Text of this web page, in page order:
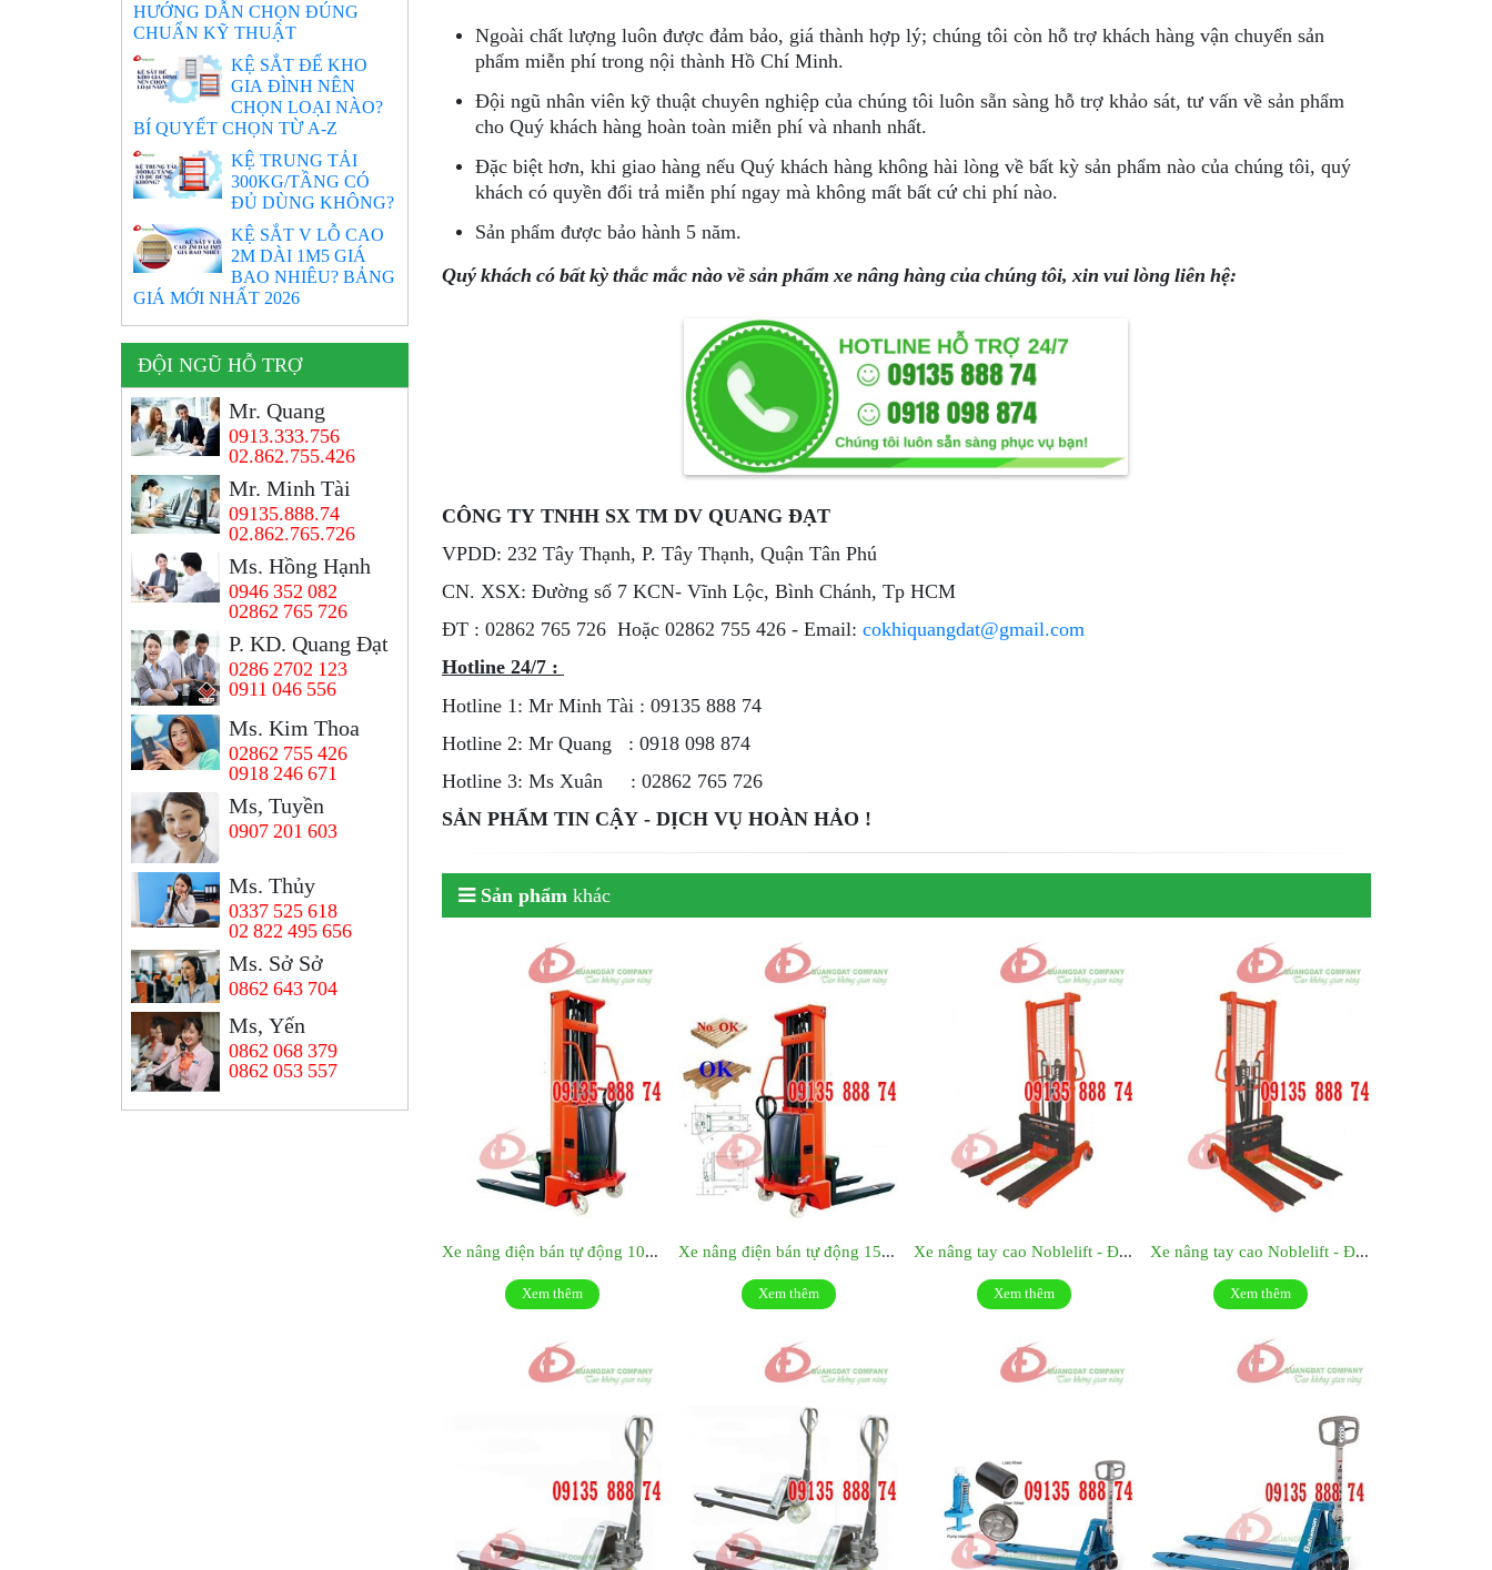
Ngoài chất lượng luôn được đảm bảo, giá thành hợp lý; chúng tôi còn hỗ trợ khách hàng vận chuyển sản
phẩm miễn phí trong nội thành Hồ Chí Minh.
Đội ngũ nhân viên kỹ thuật chuyên nghiệp của chúng tôi luôn sẵn sàng hỗ trợ khảo sát, tư vấn về sản phẩm
cho Quý khách hàng hoàn toàn miễn phí và nhanh nhất.
Đặc biệt hơn, khi giao hàng nếu Quý khách hàng không hài lòng về bất kỳ sản phẩm nào của chúng tôi, quý
khách có quyền đổi trả miễn phí ngay mà không mất bất cứ chi phí nào.
Sản phẩm được bảo hành 5 năm.
Quý khách có bất kỳ thắc mắc nào về sản phẩm xe nâng hàng của chúng tôi, xin vui lòng liên hệ:
CÔNG TY TNHH SX TM DV QUANG ĐẠT
VPDD: 232 Tây Thạnh, P. Tây Thạnh, Quận Tân Phú
CN. XSX: Đường số 7 KCN- Vĩnh Lộc, Bình Chánh, Tp HCM
ÐT : 02862 765 726 Hoặc 02862 755 426 - Email:cokhiquangdat@gmail.com
Hotline 24/7 :
Hotline 1: Mr Minh Tài : 09135 888 74
Hotline 2: Mr Quang : 0918 098 874
Hotline 3: Ms Xuân : 02862 765 726
SẢN PHẨM TIN CẬY - DỊCH VỤ HOÀN HẢO !
Sản phẩm khác
Xe nâng điện bán tự động 1000kg SES10/16
Xem thêm
Xe nâng điện bán tự động 1500kg SES15/16
Xem thêm
Xe nâng tay cao Noblelift - Đức- Model HS 15/16
Xem thêm
Xe nâng tay cao Noblelift - Đức- Model HS 10/16
Xem thêm
HƯỚNG DẪN CHỌN ĐÚNG
CHUẨN KỸ THUẬT
KỆ SẮT ĐỂ KHO
GIA ĐÌNH NÊN
CHỌN LOẠI NÀO?
BÍ QUYẾT CHỌN TỪ A-Z
KỆ TRUNG TẢI
300KG/TẦNG CÓ
ĐỦ DÙNG KHÔNG?
KỆ SẮT V LỖ CAO
2M DÀI 1M5 GIÁ
BAO NHIÊU? BẢNG
GIÁ MỚI NHẤT 2026
ĐỘI NGŨ HỖ TRỢ
Mr. Quang
0913.333.756
02.862.755.426
Mr. Minh Tài
09135.888.74
02.862.765.726
Ms. Hồng Hạnh
0946 352 082
02862 765 726
P. KD. Quang Đạt
0286 2702 123
0911 046 556
Ms. Kim Thoa
02862 755 426
0918 246 671
Ms, Tuyền
0907 201 603
Ms. Thủy
0337 525 618
02 822 495 656
Ms. Sở Sở
0862 643 704
Ms, Yến
0862 068 379
0862 053 557